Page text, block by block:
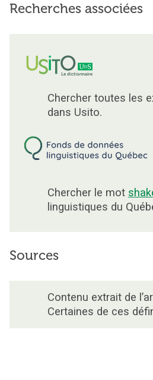
Recherches associées
Chercher toutes les
dans Usito.
Chercher le mot
linguistiques du
Sources
Contenu extrait de
Certaines de ces